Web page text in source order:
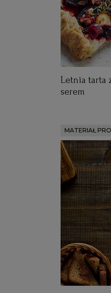
Letnia tarta
serem
MATERIAŁ